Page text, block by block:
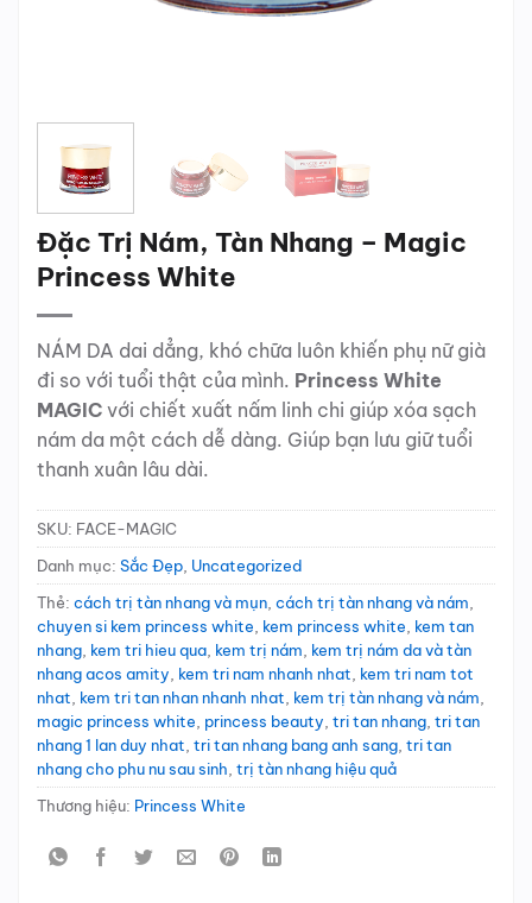
Đặc Trị Nám, Tàn Nhang – Magic
Princess White
NÁM DA dai dẳng, khó chữa luôn khiến phụ nữ già
đi so với tuổi thật của mình. Princess White
MAGIC với chiết xuất nấm linh chi giúp xóa sạch
nám da một cách dễ dàng. Giúp bạn lưu giữ tuổi
thanh xuân lâu dài.
SKU: FACE-MAGIC
Danh mục: Sắc Đẹp Uncategorized
Thẻ: cách trị tàn nhang và mụn cách trị tàn nhang và nám
chuyen si kem princess white kem princess white kem tan
nhang kem tri hieu qua kem trị nám kem trị nám da và tàn
nhang acos amity kem tri nam nhanh nhat kem tri nam tot
nhat kem tri tan nhan nhanh nhat kem trị tàn nhang và nám
magic princess white princess beauty tri tan nhang tri tan
nhang 1 lan duy nhat tri tan nhang bang anh sang tri tan
nhang cho phu nu sau sinh trị tàn nhang hiệu quả
Thương hiệu: Princess White